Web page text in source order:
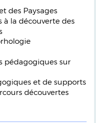
des Paysages
à la découverte des
pédagogiques sur
et de supports
découvertes